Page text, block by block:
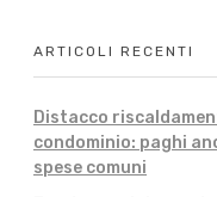
ARTICOLI RECENTI
Distacco
condominio: paghi
spese comuni